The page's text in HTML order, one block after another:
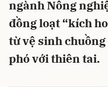
ngành Nông
đồng loạt “kích
từ vệ sinh
phó với thiên tai.